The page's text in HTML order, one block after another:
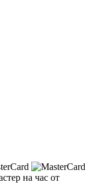
на час от